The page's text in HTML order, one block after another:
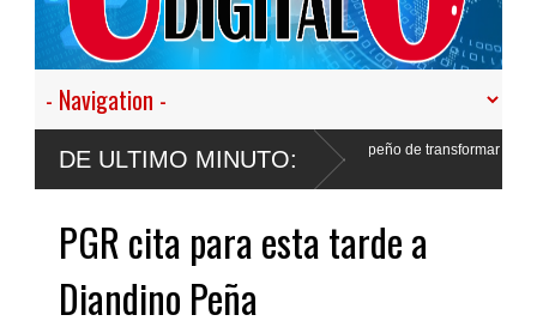
DE ULTIMO MINUTO:
Interior: “No vamos a desistir en nuestro empeño de transformar la Policía”, y
PGR cita para esta tarde a
Diandino Peña